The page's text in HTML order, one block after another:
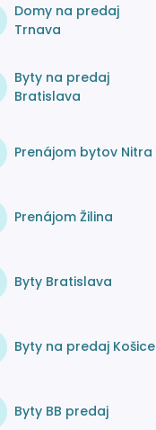
Domy na predaj
Trnava
Byty na predaj
Bratislava
Prenájom bytov Nitra
Prenájom Žilina
Byty Bratislava
Byty na predaj Košice
Byty BB predaj